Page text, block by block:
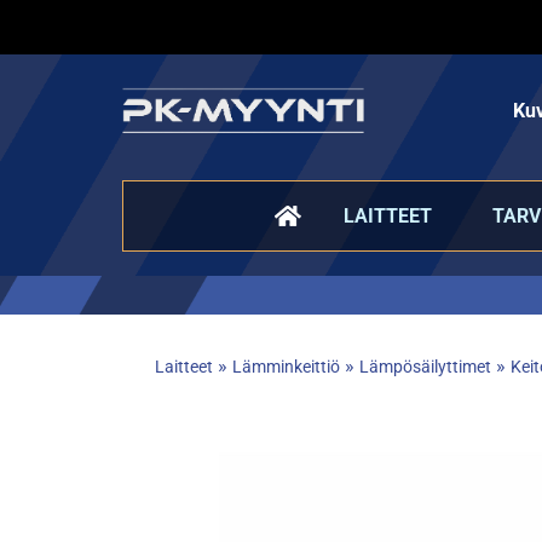
LAITTEET
Laitteet » Lämminkeittiö» Lämpösäilyttimet »